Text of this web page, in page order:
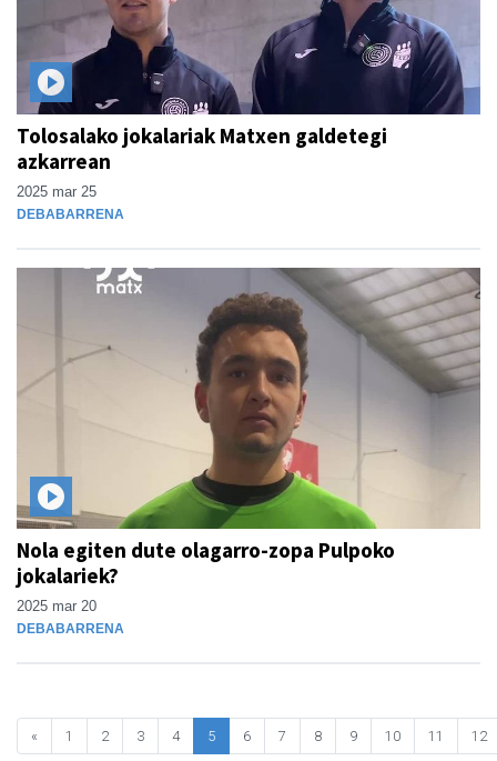
Tolosalako jokalariak Matxen galdetegi
azkarrean
2025 mar 25
DEBABARRENA
Nola egiten dute olagarro-zopa Pulpoko
jokalariek?
2025 mar 20
DEBABARRENA
« 1 2 3 4 5 6 7 8 9 10 11 12